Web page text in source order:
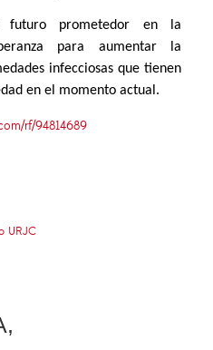
prometedor en la
para aumentar la
infecciosas que tienen
en el momento actual.
rf/94814689
URJC